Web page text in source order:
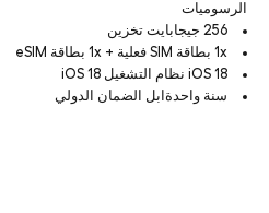
الرسوميات
256 جيجابايت تخزين
1x بطاقة SIM فعلية + 1x بطاقة eSIM
iOS 18 نظام التشغيل iOS 18
سنة واحدةابل الضمان الدولي